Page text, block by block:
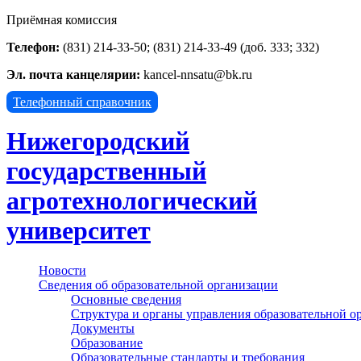
Приёмная комиссия
Телефон: (831) 214-33-50; (831) 214-33-49 (доб. 333; 332)
Эл. почта канцелярии: kancel-nnsatu@bk.ru
Телефонный справочник
Нижегородский
государственный
агротехнологический
университет
Новости
Сведения об образовательной организации
Основные сведения
Структура и органы управления образовательной
Документы
Образование
Образовательные стандарты и требования